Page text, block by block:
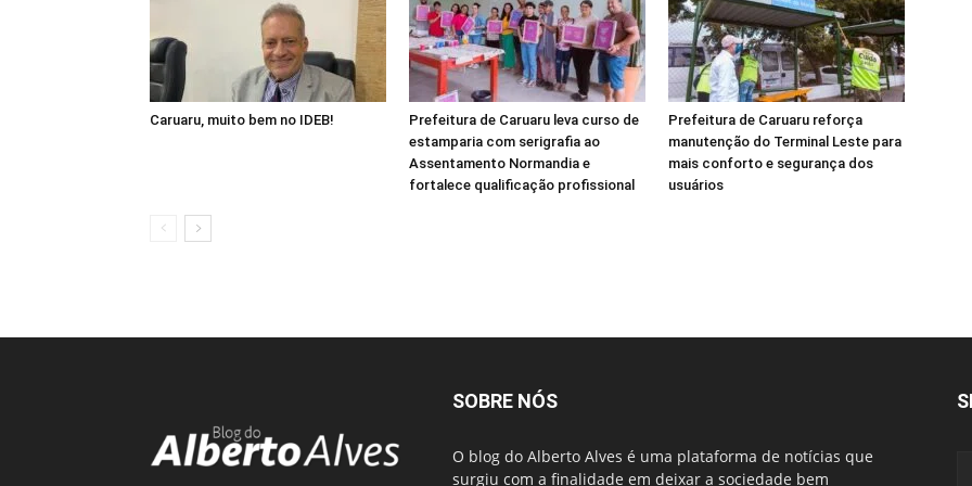
Caruaru, muito bem no IDEB!
Prefeitura de Caruaru leva curso de
estamparia com serigrafia ao
Assentamento Normandia e
fortalece qualificação profissional
Prefeitura de Caruaru reforça
manutenção do Terminal Leste para
mais conforto e segurança dos
usuários
SOBRE NÓS
O blog do Alberto Alves é uma plataforma de notícias que
surgiu com a finalidade em deixar a sociedade bem